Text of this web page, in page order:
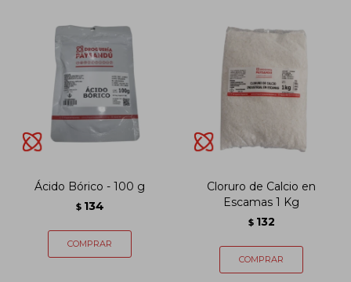
Ácido Bórico - 100 g
$ 134
Cloruro de Calcio en
Escamas 1 Kg
$ 132